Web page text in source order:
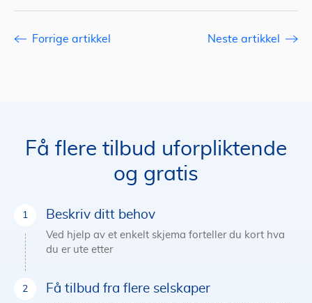
Forrige artikkel Neste artikkel
Få flere tilbud uforpliktende
og gratis
Beskriv ditt behov
Ved hjelp av et enkelt skjema forteller du kort hva
du er ute etter
Få tilbud fra flere selskaper